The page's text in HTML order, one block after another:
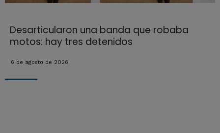
Desarticularon una banda que robaba
motos: hay tres detenidos
6 de agosto de 2026